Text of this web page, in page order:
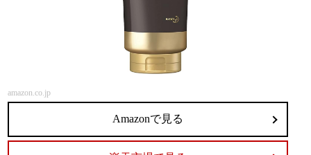
amazon.co.jp
Amazonで見る